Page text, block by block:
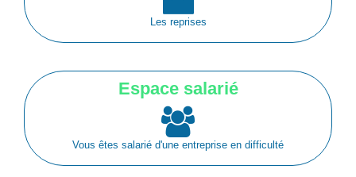
Les reprises
Espace salarié
Vous êtes salarié d'une entreprise en difficulté